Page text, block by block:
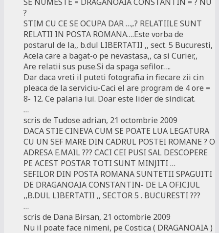
?
STIM CU CE SE OCUPA DAR …,.? RELATIILE SUNT
RELATII IN POSTA ROMANA….Este vorba de
postarul de la,, b.dul LIBERTATII ,, sect. 5 Bucuresti,
Acela care a bagat-o pe nevastasa,, ca si Curier,,
Are relatii sus puse.Si da spaga sefilor…..
Dar daca vreti il puteti fotografia in fiecare zii cin
pleaca de la serviciu-Caci el are program de 4 ore =
8- 12. Ce palaria lui. Doar este lider de sindicat.
…
scris de Tudose adrian, 21 octombrie 2009
DACA STIE CINEVA CUM SE POATE LUA LEGATURA
CU UN SEF MARE DIN CADRUL POSTEI ROMANE ? O
ADRESA E.MAIL ??? CACI CEI PUSI SAL DESCOPERE
PE ACEST POSTAR TOTI SUNT MINJITI …
SEFILOR DIN POSTA ROMANA SUNTETII SPAGUITI
DE DRAGANOAIA CONSTANTIN- DE LA OFICIUL
,,B.DUL LIBERTATII ,, SECTOR 5 . BUCURESTI ???
…
scris de Dana Birsan, 21 octombrie 2009
Nu il poate face nimeni, pe Costica ( DRAGANOAIA )